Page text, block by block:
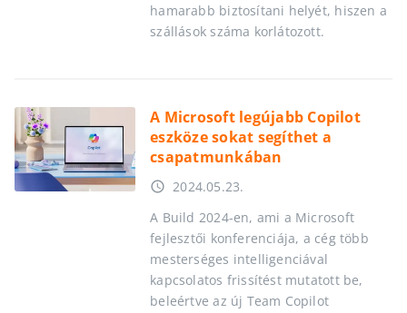
hamarabb biztosítani helyét, hiszen a
szállások száma korlátozott.
A Microsoft legújabb Copilot
eszköze sokat segíthet a
csapatmunkában
access_time 2024.05.23.
A Build 2024-en, ami a Microsoft
fejlesztői konferenciája, a cég több
mesterséges intelligenciával
kapcsolatos frissítést mutatott be,
beleértve az új Team Copilot